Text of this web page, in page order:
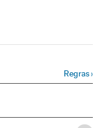
Regras›